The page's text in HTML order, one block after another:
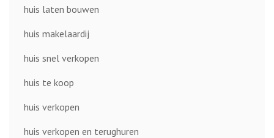
huis laten bouwen
huis makelaardij
huis snel verkopen
huis te koop
huis verkopen
huis verkopen en terughuren